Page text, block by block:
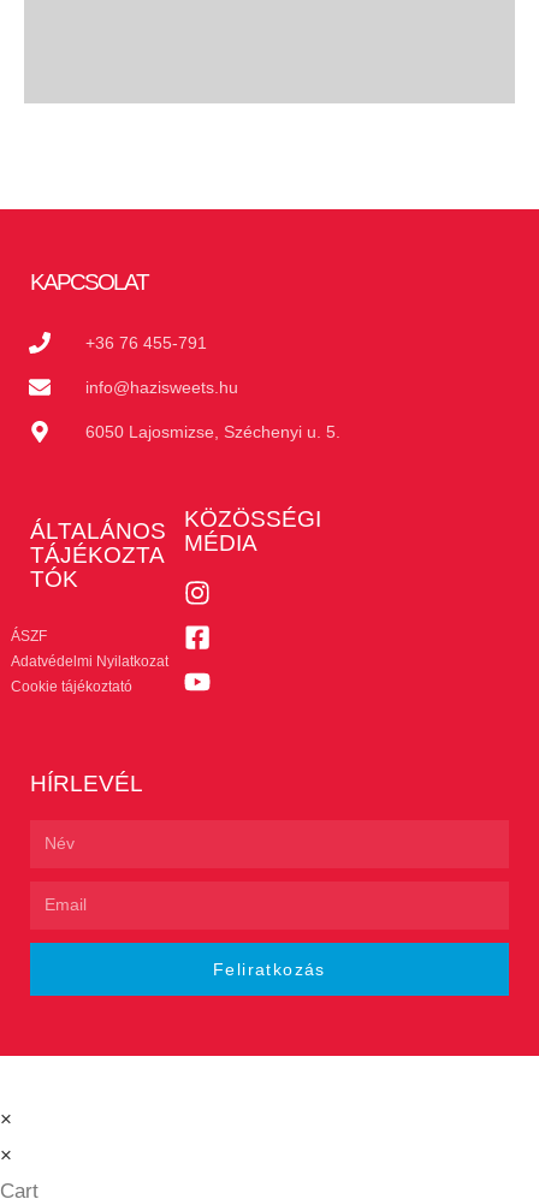
KAPCSOLAT
+36 76 455-791
info@hazisweets.hu
6050 Lajosmizse, Széchenyi u. 5.
ÁLTALÁNOS
TÁJÉKOZTA
TÓK
ÁSZF
Adatvédelmi Nyilatkozat
Cookie tájékoztató
KÖZÖSSÉGI
MÉDIA
HÍRLEVÉL
Feliratkozás
×
×
Cart